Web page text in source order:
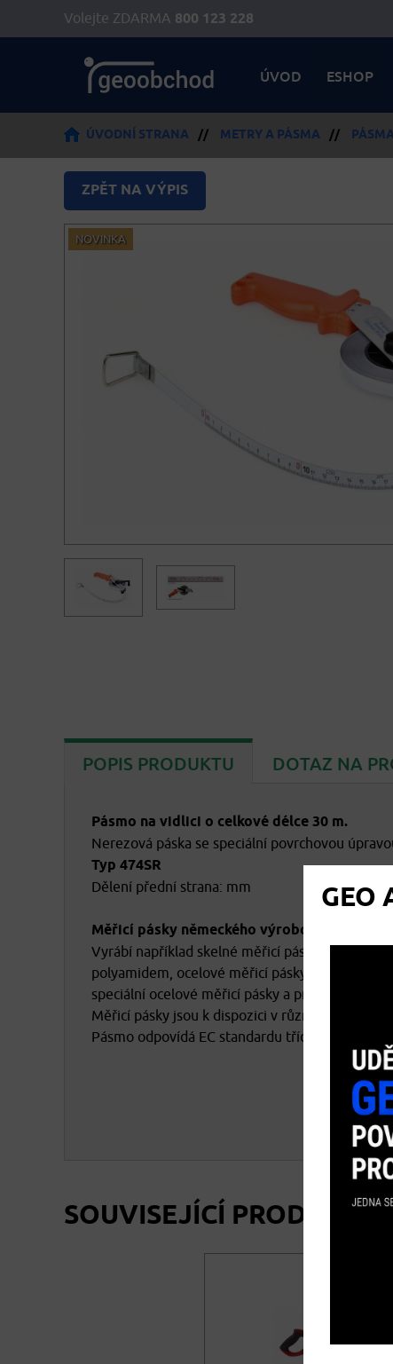
GEO
Volejte ZDARMA 800 123 228
ÚVOD ESHOP
ÚVODNÍ STRANA // METRY A PÁSMA //
ZPĚT NA VÝPIS
NOVINKA
POPIS PRODUKTU DOTAZ NA
Pásmo na vidlici o celkové délce 30 m.
Nerezová páska se speciální povrchovou
Typ 474SR
Dělení přední strana: mm
Měřicí pásky německého výrobce Friedrich
Vyrábí například skelné měřicí pásky v
polyamidem, ocelové měřicí pásky bíle a žlutě
speciální ocelové měřicí pásky a praktické
Měřicí pásky jsou k dispozici v různých šířkách
Pásmo odpovídá EC standardu třídy přesnosti II.
osobních údajů
SOUVISEJÍCÍ PRODUKTY